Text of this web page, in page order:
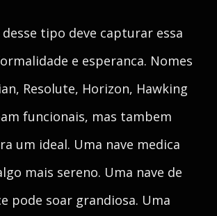
tipo deve capturar essa
e esperanca. Nomes
Resolute, Horizon, Hawking
funcionais, mas tambem
um ideal. Uma nave medica
mais sereno. Uma nave de
pode soar grandiosa. Uma